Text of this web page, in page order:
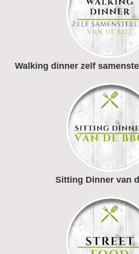
Walking dinner zelf
Sitting Dinner van